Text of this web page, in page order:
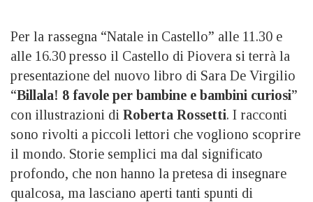
Per la rassegna “Natale in Castello” alle 11.30 e
alle 16.30 presso il Castello di Piovera si terrà la
presentazione del nuovo libro di Sara De Virgilio
“Billala! 8 favole per bambine e bambini curiosi”
con illustrazioni di Roberta Rossetti. I racconti
sono rivolti a piccoli lettori che vogliono scoprire
il mondo. Storie semplici ma dal significato
profondo, che non hanno la pretesa di insegnare
qualcosa, ma lasciano aperti tanti spunti di